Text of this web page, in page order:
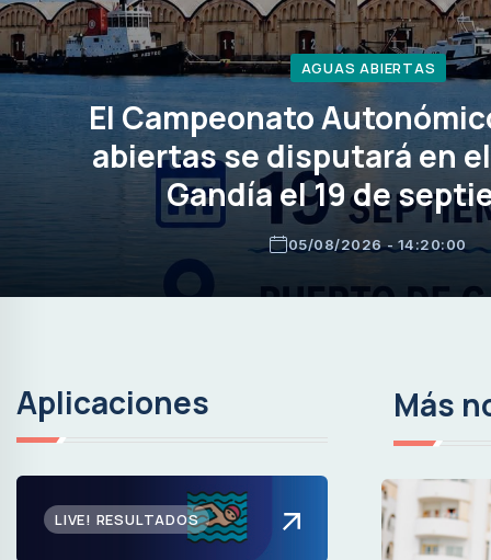
AGUAS ABIERTAS
El Campeonato
abiertas se disputará en
Gandía el 19 de
05/08/2026 - 14:20:00
Aplicaciones
LIVE! RESULTADOS
Más